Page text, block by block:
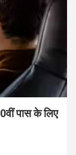
पास के लिए